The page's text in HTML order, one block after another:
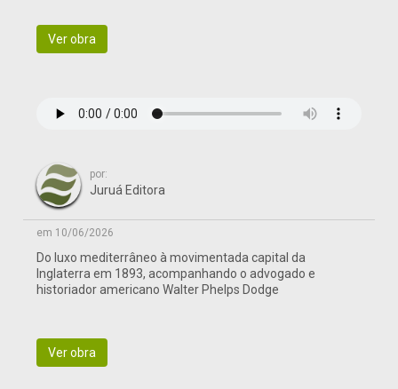
Ver obra
por:
Juruá Editora
em 10/06/2026
Do luxo mediterrâneo à movimentada capital da
Inglaterra em 1893, acompanhando o advogado e
historiador americano Walter Phelps Dodge
Ver obra